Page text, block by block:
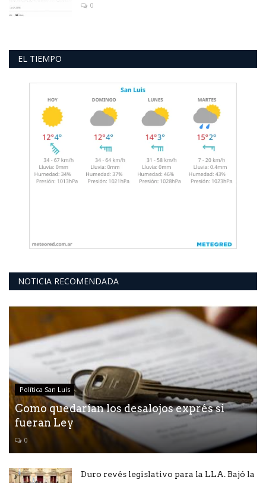
0
EL TIEMPO
NOTICIA RECOMENDADA
Política San Luis
Como quedarían los desalojos exprés si
fueran Ley
0
Duro revés legislativo para la LLA. Bajó la